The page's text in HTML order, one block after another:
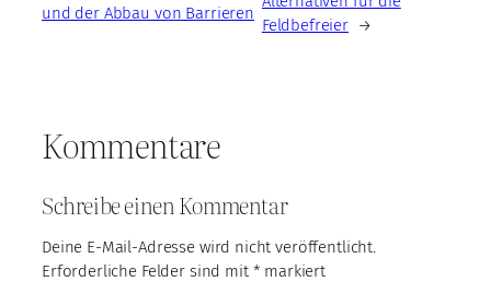
und der Abbau von Barrieren
Feldbefreier →
Kommentare
Schreibe einen Kommentar
Deine E-Mail-Adresse wird nicht veröffentlicht.
Erforderliche Felder sind mit * markiert